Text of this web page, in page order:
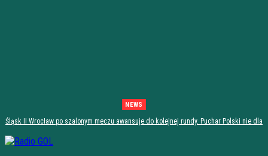
NEWS
Śląsk II Wrocław po szalonym meczu awansuje do kolejnej rundy. Puchar Polski nie dla